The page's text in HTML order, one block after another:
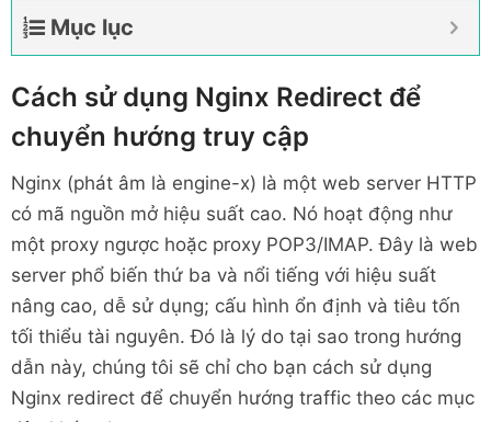
Mục lục
Cách sử dụng Nginx Redirect để
chuyển hướng truy cập
Nginx (phát âm là engine-x) là một web server HTTP
có mã nguồn mở hiệu suất cao. Nó hoạt động như
một proxy ngược hoặc proxy POP3/IMAP. Đây là web
server phổ biến thứ ba và nổi tiếng với hiệu suất
nâng cao, dễ sử dụng; cấu hình ổn định và tiêu tốn
tối thiểu tài nguyên. Đó là lý do tại sao trong hướng
dẫn này, chúng tôi sẽ chỉ cho bạn cách sử dụng
Nginx redirect để chuyển hướng traffic theo các mục